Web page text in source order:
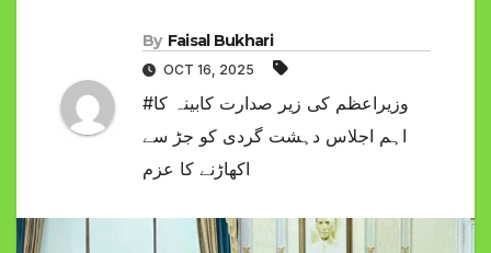
By Faisal Bukhari
OCT 16, 2025
#وزیراعظم کی زیر صدارت کابینہ کا
اہم اجلاس دہشت گردی کو جڑ سے
اکھاڑنے کا عزم